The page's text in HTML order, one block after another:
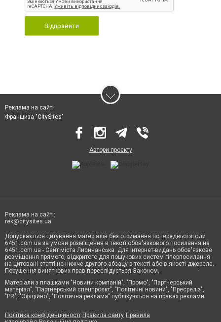
Відправити
Реклама на сайті
Франшиза "CitySites"
Автори проєкту
Реклама на сайті:
rek@citysites.ua
Допускається цитування матеріалів без отримання попередньої згоди
6451.com.ua за умови розміщення в тексті обов'язкового посилання на
6451.com.ua - Сайт міста Лисичанська. Для інтернет-видань обов'язкове
розміщення прямого, відкритого для пошукових систем гіперпосилання
на цитовані статті не нижче другого абзацу в тексті або в якості джерела.
Порушення виняткових прав переслідується Законом.
Матеріали з плашками "Новини компаній", "Промо", "Партнерський
матеріал", "Партнерський спецпроєкт", "Політичні новини", "Пресреліз",
"PR", "Офіційно", "Політична реклама" публікуються на правах реклами.
Політика конфіденційності Правила сайту Правила